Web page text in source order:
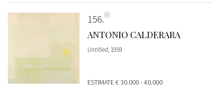
156
ANTONIO CALDERARA
Untitled, 1959
ESTIMATE€ 30.000 - 40.000